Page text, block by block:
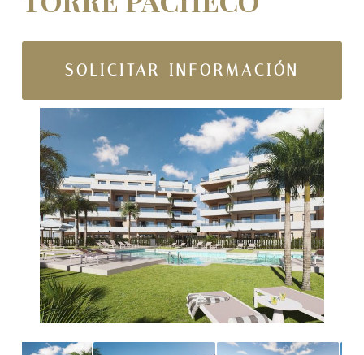
SOLICITAR INFORMACIÓN